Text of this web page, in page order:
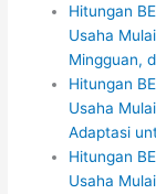
Hitungan
Usaha
Mingguan,
Hitungan
Usaha
Adaptasi
Hitungan
Usaha